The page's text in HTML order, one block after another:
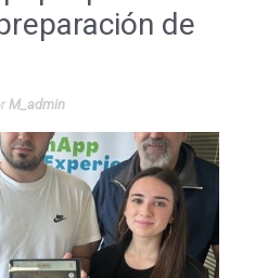
de
M_admin